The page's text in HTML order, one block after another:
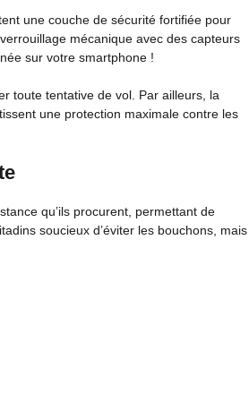
une couche de sécurité fortifiée pour
mécanique avec des capteurs
sur votre smartphone !
toute tentative de vol. Par ailleurs, la
une protection maximale contre les
qu’ils procurent, permettant de
soucieux d’éviter les bouchons, mais